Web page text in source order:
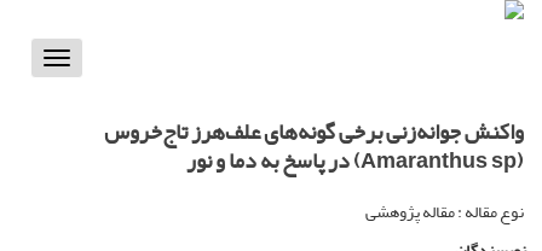
Toggle
واکنش جوانه‌زنی برخی گونه‌های علف‌هرز تاج‌خروس
(Amaranthus sp) در پاسخ به دما و نور
نوع مقاله : مقاله پژوهشی